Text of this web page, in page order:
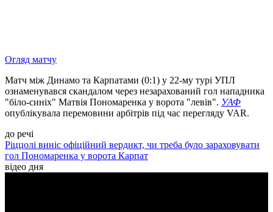
Огляд матчу
Матч між Динамо та Карпатами (0:1) у 22-му турі УПЛ
ознаменувався скандалом через незарахований гол нападника
"біло-синіх" Матвія Пономаренка у ворота "левів". УАФ
опублікувала перемовини арбітрів під час перегляду VAR.
до речі
Ріццолі виніс офіційний вердикт, чи треба було зараховувати
гол Пономаренка у ворота Карпат
відео дня